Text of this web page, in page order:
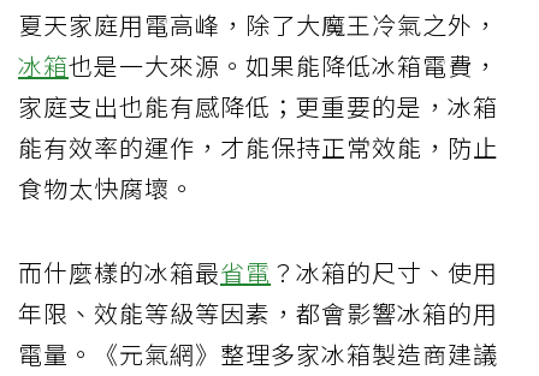
夏天家庭用電高峰，除了大魔王冷氣之外，
冰箱也是一大來源。如果能降低冰箱電費，
家庭支出也能有感降低；更重要的是，冰箱
能有效率的運作，才能保持正常效能，防止
食物太快腐壞。
而什麼樣的冰箱最省電 ？冰箱的尺寸、使用
年限、效能等級等因素，都會影響冰箱的用
電量。《元氣網》整理多家冰箱製造商建議